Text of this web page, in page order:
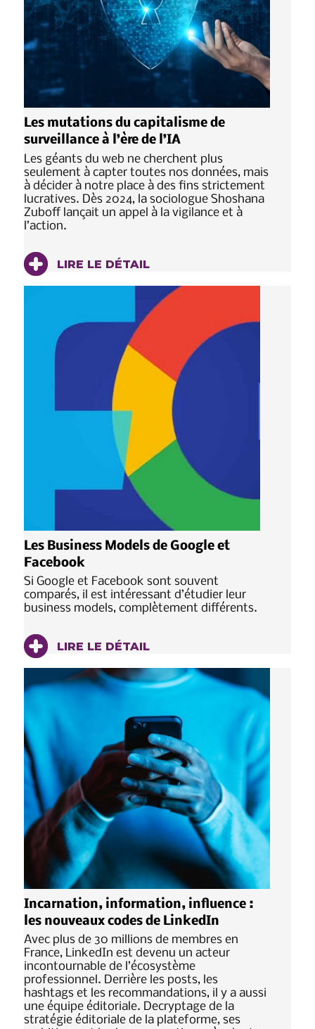
Les mutations du capitalisme de
surveillance à l’ère de l’IA
Les géants du web ne cherchent plus
seulement à capter toutes nos données, mais
à décider à notre place à des fins strictement
lucratives. Dès 2024, la sociologue Shoshana
Zuboff lançait un appel à la vigilance et à
l’action.
LIRE LE DÉTAIL
Les Business Models de Google et
Facebook
Si Google et Facebook sont souvent
comparés, il est intéressant d’étudier leur
business models, complètement différents.
LIRE LE DÉTAIL
Incarnation, information, influence :
les nouveaux codes de LinkedIn
Avec plus de 30 millions de membres en
France, LinkedIn est devenu un acteur
incontournable de l’écosystème
professionnel. Derrière les posts, les
hashtags et les recommandations, il y a aussi
une équipe éditoriale. Decryptage de la
stratégie éditoriale de la plateforme, ses